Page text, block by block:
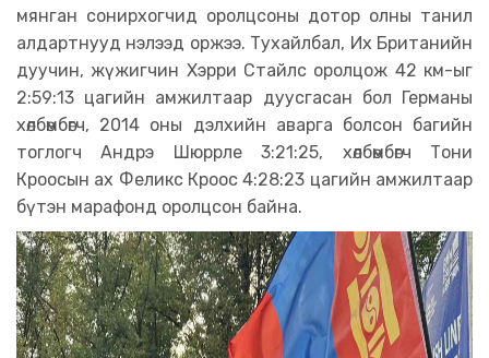
мянган сонирхогчид оролцсоны дотор олны танил
алдартнууд нэлээд оржээ. Тухайлбал, Их Британийн
дуучин, жүжигчин Хэрри Стайлс оролцож 42 км-ыг
2:59:13 цагийн амжилтаар дуусгасан бол Германы
хөлбөмбөгч, 2014 оны дэлхийн аварга болсон багийн
тоглогч Андрэ Шюррле 3:21:25, хөлбөмбөгч Тони
Кроосын ах Феликс Кроос 4:28:23 цагийн амжилтаар
бүтэн марафонд оролцсон байна.